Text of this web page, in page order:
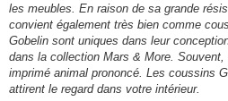
les meubles. En raison de sa grande
convient également très bien comme
Gobelin sont uniques dans leur
dans la collection Mars & More.
imprimé animal prononcé. Les coussins
attirent le regard dans votre intérieur.